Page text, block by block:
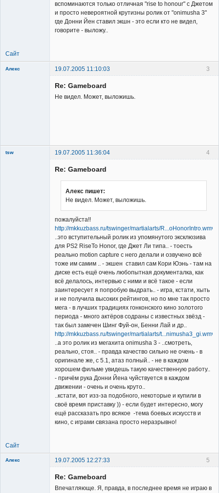
вспоминаются только отличная "rise to honour" c Джетом
и просто невероятной крутизны ролик от "onimusha 3"
где Донни Йен ставил экшн - это если кто не видел,
говорите - выложу..
Сайт
3
Алекс
19.07.2005 11:10:03
Re: Gameboard
Не видел. Может, выложишь.
4
tsw
19.07.2005 11:36:04
Re: Gameboard
Алекс пишет:
Не видел. Может, выложишь.
пожалуйста!!
http://mkkuzbass.ru/tswinger/martialarts/R...oHonorIntro.wmv
..это вступительный ролик из упомянутого эксклюзива
для PS2 RiseTo Honor, где Джет Ли типа.. - тоесть
реально motion capture с него делали и озвучено всё
тоже им самим .. - экшен ставил сам Кори Юэнь - там на
диске есть ещё очень любопытная документалка, как
всё делалось, интервью с ними и всё такое - если
заинтересует я попробую выдрать.. - игра, кстати, хыть
и не получила высоких рейтингов, но по мне так просто
мега - в лучших традициях гонконского кино золотого
периода - много актёров содраны с известных звёзд -
так был замечен Шинг Фуй-он, Бенни Лай и др..
http://mkkuzbass.ru/tswinger/martialarts/t...nimusha3_gi.wmv
..а это ролик из мегахита onimusha 3 - ..смотреть,
реально, стоя.. - правда качество сильно не очень - в
оригинале же, с 5.1, атаз полный.. - не в каждом
хорошем фильме увидешь такую качественную работу..
- причём рука Донни Йена чуйствуется в каждом
движении - очень и очень круто..
..кстати, вот изз-за подобного, некоторые и купили в
своё время приставку )) - если будет интересно, могу
ещё рассказать про всякое -тема боевых искусств и
кино, с играми связана просто неразрывно!
Сайт
5
Алекс
19.07.2005 12:27:33
Re: Gameboard
Впечатляюще. Я, правда, в последнее время не играю в